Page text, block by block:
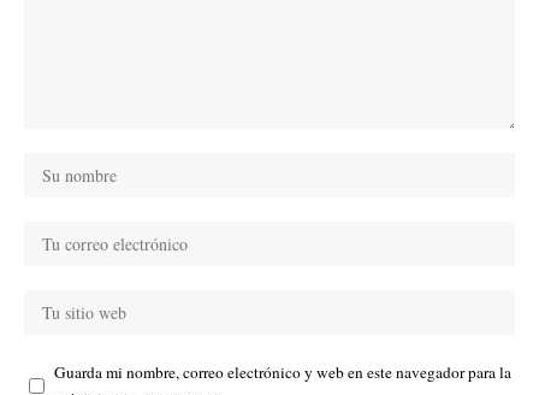
Guarda mi nombre, correo electrónico y web en este navegador para la